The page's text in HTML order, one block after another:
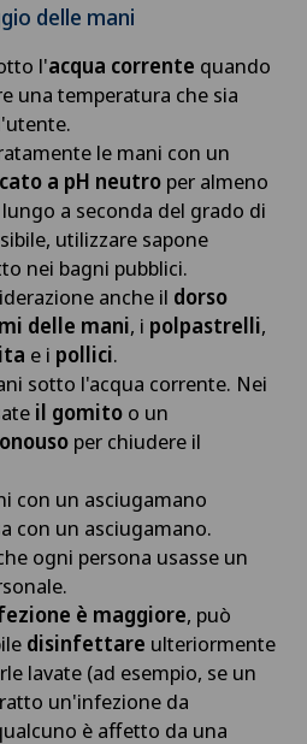
delle mani
l'acqua corrente quando
una temperatura che sia
le mani con un
a pH neutro per almeno
a seconda del grado di
utilizzare sapone
nei bagni pubblici.
anche il dorso
delle mani, i polpastrelli,
e i pollici.
sotto l'acqua corrente. Nei
il gomito o un
per chiudere il
con un asciugamano
con un asciugamano.
ogni persona usasse un
è maggiore, può
disinfettare ulteriormente
lavate (ad esempio, se un
un'infezione da
è affetto da una